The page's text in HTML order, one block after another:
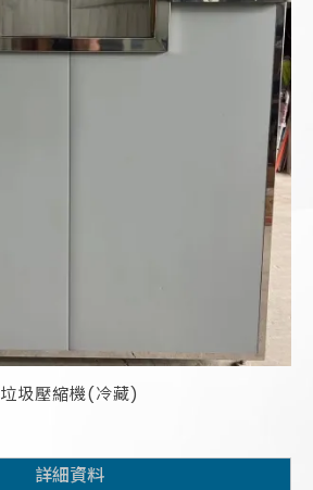
垃圾壓縮機(冷藏)
詳細資料